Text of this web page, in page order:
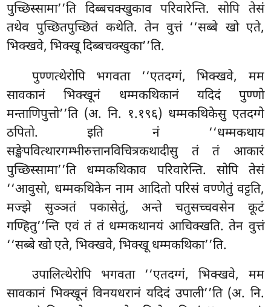
पुच्छिस्सामा’’ति दिब्बचक्खुकाव परिवारेन्ति. सोपि तेसं
तथेव पुच्छितपुच्छितं कथेति. तेन वुत्तं ‘‘सब्बे खो एते,
भिक्खवे, भिक्खू दिब्बचक्खुका’’ति.
पुण्णत्थेरोपि भगवता ‘‘एतदग्गं, भिक्खवे, मम
सावकानं भिक्खूनं धम्मकथिकानं यदिदं पुण्णो
मन्ताणिपुत्तो’’ति (अ. नि. १.१९६) धम्मकथिकेसु एतदग्गे
ठपितो. इति नं ‘‘धम्मकथाय
सङ्खेपवित्थारगम्भीरुत्तानविचित्रकथादीसु तं तं आकारं
पुच्छिस्सामा’’ति धम्मकथिकाव परिवारेन्ति. सोपि तेसं
‘‘आवुसो, धम्मकथिकेन नाम आदितो परिसं वण्णेतुं वट्टति,
मज्झे सुञ्ञतं पकासेतुं, अन्ते चतुसच्चवसेन कूटं
गण्हितु’’न्ति एवं तं तं धम्मकथानयं आचिक्खति. तेन वुत्तं
‘‘सब्बे खो एते, भिक्खवे, भिक्खू धम्मकथिका’’ति.
उपालित्थेरोपि भगवता ‘‘एतदग्गं, भिक्खवे, मम
सावकानं भिक्खूनं विनयधरानं यदिदं उपाली’’ति (अ. नि.